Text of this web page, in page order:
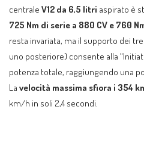
centrale V12 da 6,5 litri aspirato è
725 Nm di serie a 880 CV e 760
resta invariata, ma il supporto dei
uno posteriore) consente alla
potenza totale, raggiungendo una
La velocità massima sfiora i 354
km/h in soli 2,4 secondi.